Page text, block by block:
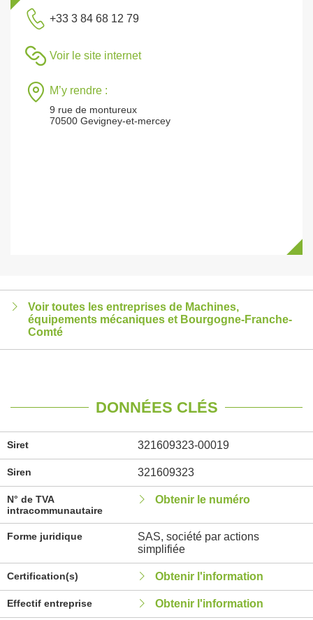
+33 3 84 68 12 79
Voir le site internet
M’y rendre :
9 rue de montureux
70500 Gevigney-et-mercey
Voir toutes les entreprises de Machines,
équipements mécaniques et Bourgogne-Franche-
Comté
DONNÉES CLÉS
Siret 321609323-00019
Siren 321609323
N° de TVA
intracommunautaire
Obtenir le numéro
Forme juridique
SAS, société par actions
simplifiée
Certification(s) Obtenir l'information
Effectif entreprise Obtenir l'information